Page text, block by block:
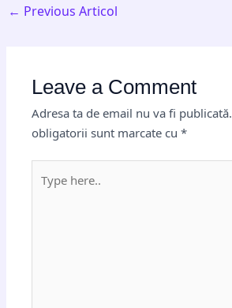
← Previous Articol
Leave a Comment
Adresa ta de email nu va fi publicată.
obligatorii sunt marcate cu*
here..